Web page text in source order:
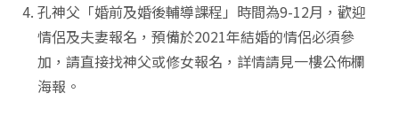
孔神父「婚前及婚後輔導課程」時間為9-12月，歡迎
情侶及夫妻報名，預備於2021年結婚的情侶必須參
加，請直接找神父或修女報名，詳情請見一樓公佈欄
海報。